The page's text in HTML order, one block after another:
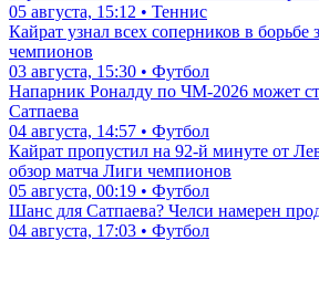
05 августа, 15:12 • Теннис
Кайрат узнал всех соперников в борьбе
чемпионов
03 августа, 15:30 • Футбол
Напарник Роналду по ЧМ-2026 может
Сатпаева
04 августа, 14:57 • Футбол
Кайрат пропустил на 92-й минуте от
обзор матча Лиги чемпионов
05 августа, 00:19 • Футбол
Шанс для Сатпаева? Челси намерен
04 августа, 17:03 • Футбол